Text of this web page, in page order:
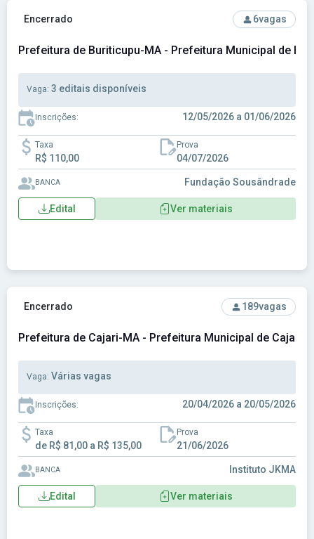
Ver concurso: Prefeitura de Buriticupu-MA - Prefeitura
Encerrado 6vagas
Prefeitura de Buriticupu-MA - Prefeitura Municipal de
Vaga: 3 editais disponíveis
Inscrições: 12/05/2026 a 01/06/2026
Taxa
R$ 110,00
Prova
04/07/2026
BANCA Fundação Sousândrade
Edital Ver materiais
Ver concurso: Prefeitura de Cajari-MA - Prefeitura
Encerrado 189vagas
Prefeitura de Cajari-MA - Prefeitura Municipal de Cajari-
Vaga: Várias vagas
Inscrições: 20/04/2026 a 20/05/2026
Taxa
de R$ 81,00 a R$ 135,00
Prova
21/06/2026
BANCA Instituto JKMA
Edital Ver materiais